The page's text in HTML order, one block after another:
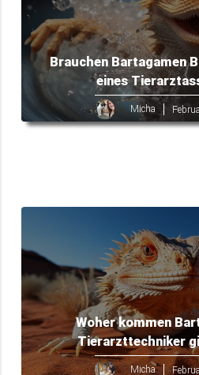
Brauchen Bartagamen
eines
Micha
Woher kommen
Tierarzttechniker
Micha